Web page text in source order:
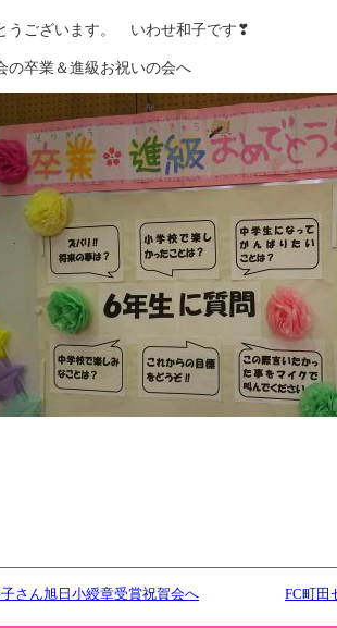
うございます。 いわせ和子です❣
の卒業＆進級お祝いの会へ
さん旭日小綬章受賞祝賀会へ FC町田